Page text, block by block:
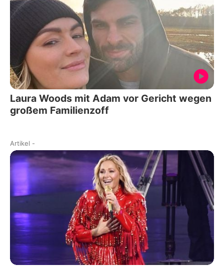
Laura Woods mit Adam vor Gericht wegen
großem Familienzoff
Artikel -